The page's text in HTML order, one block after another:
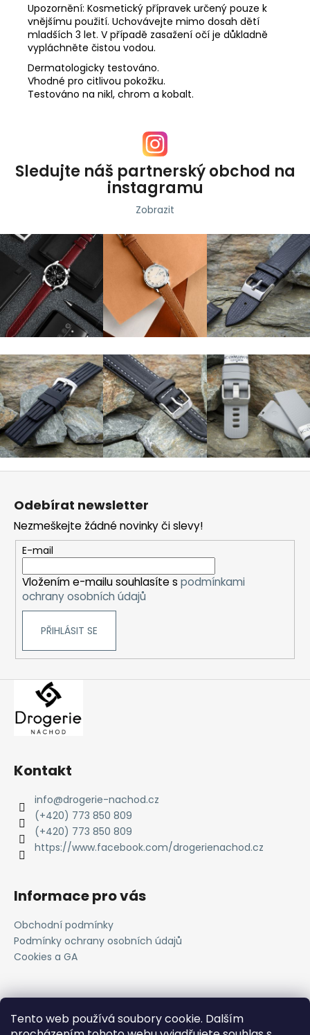
Tento web používá soubory cookie. Dalším
Upozornění: Kosmetický přípravek určený pouze k
vnějšímu použití. Uchovávejte mimo dosah dětí
mladších 3 let. V případě zasažení očí je důkladně
vypláchněte čistou vodou.
Dermatologicky testováno.
Vhodné pro citlivou pokožku.
Testováno na nikl, chrom a kobalt.
Sledujte náš partnerský obchod na
instagramu
Zobrazit
Odebírat newsletter
Nezmeškejte žádné novinky či slevy!
E-mail
Vložením e-mailu souhlasíte s podmínkami
ochrany osobních údajů
PŘIHLÁSIT SE
Kontakt
info@drogerie-nachod.cz
(+420) 773 850 809
(+420) 773 850 809
https://www.facebook.com/drogerienachod.cz
Informace pro vás
Obchodní podmínky
Podmínky ochrany osobních údajů
Cookies a GA
Novinky